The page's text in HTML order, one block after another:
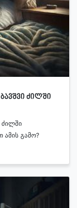
ძილში
ძილში
გამო?